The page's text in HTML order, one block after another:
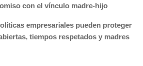
con el vínculo madre-hijo
empresariales pueden proteger
tiempos respetados y madres